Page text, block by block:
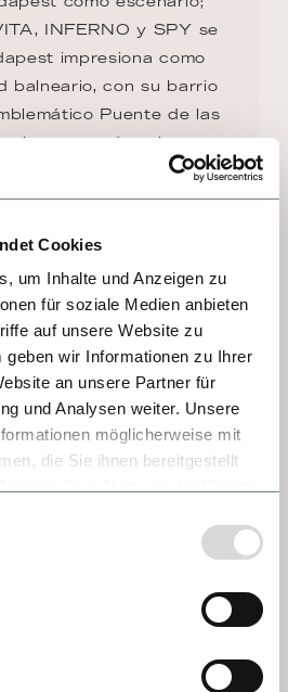
Cookies
um Inhalte und Anzeigen zu
für soziale Medien anbieten
auf unsere Website zu
geben wir Informationen zu Ihrer
an unsere Partner für
und Analysen weiter. Unsere
möglicherweise mit
die Sie ihnen bereitgestellt
INFERNO y SPY se
impresiona como
balneario, con su barrio
Puente de las
las casas de colores
la Galería Nacional y
sirvió como
conocido en la
como el Conde
mucho por ver y